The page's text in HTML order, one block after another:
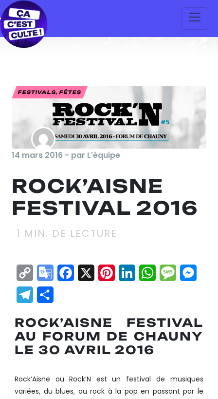
FESTIVALS, FÊTES
14 mars 2016 - par L'équipe
ROCK’AISNE
FESTIVAL 2016
1 MIN. DE LECTURE
Copy
Link
GoogleFacebook
X Pinterest
LinkedInWhatsApp
Telegram
ROCK’AISNE FESTIVAL
AU FORUM DE CHAUNY
LE 30 AVRIL 2016
Rock’Aisne ou Rock’N est un festival de musiques
variées, du blues, au rock à la pop en passant par le